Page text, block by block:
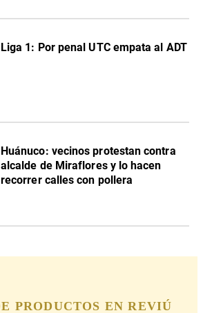
Liga 1: Por penal UTC empata al ADT
Huánuco: vecinos protestan contra
alcalde de Miraflores y lo hacen
recorrer calles con pollera